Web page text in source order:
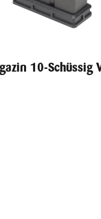
10-Schüssig